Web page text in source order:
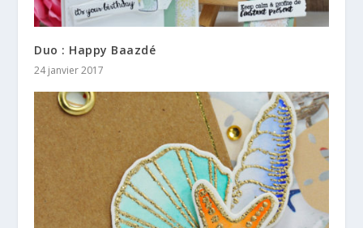
Duo : Happy Baazdé
24 janvier 2017